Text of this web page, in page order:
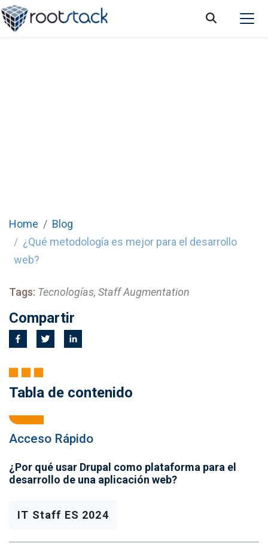
Home
Blog
¿Qué metodología es mejor para el desarrollo
web?
Tags: Tecnologías, Staff Augmentation
Compartir
Tabla de contenido
Acceso Rápido
¿Por qué usar Drupal como plataforma para el
desarrollo de una aplicación web?
IT Staff ES 2024